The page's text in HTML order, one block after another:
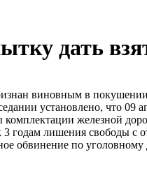
дать
виновным в покушении
установлено, что 09
комплектации железной
годам лишения свободы с
обвинение по